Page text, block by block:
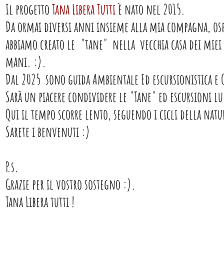
Il progettoTana Libera Tuttiè nato nel 2015.
Da ormai diversi anni insieme alla mia compagna,
abbiamo creato le "tane" nella vecchia casa dei
mani. :).
Dal 2025 sono guida Ambientale Ed escursionistica
Sarà un piacere condividere le "Tane" ed escursioni
Qui il tempo scorre lento, seguendo i cicli della
Sarete i benvenuti :)
P.s.
Grazie per il vostro sostegno :).
Tana Libera tutti !